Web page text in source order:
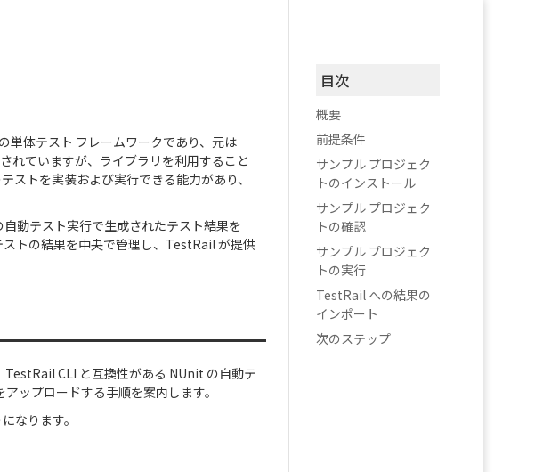
単体テスト フレームワークであり、元は
れていますが、ライブラリを利用すること
ストを実装および実行できる能力があり、
動テスト実行で生成されたテスト結果を
トの結果を中央で管理し、TestRail が提供
CLI と互換性がある NUnit の自動テ
ップロードする手順を案内します。
なります。
目次
概要
前提条件
サンプル プロジェク
トのインストール
サンプル プロジェク
トの確認
サンプル プロジェク
トの実行
TestRail への結果の
インポート
次のステップ